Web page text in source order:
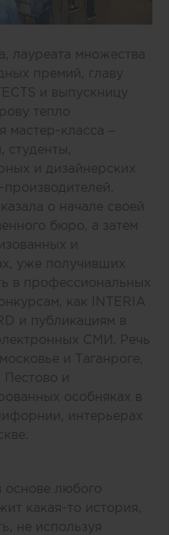
лауреата множества
премий, главу
и выпускницу
тепло
мастер-класса –
и дизайнерских
о начале своей
бюро, а затем
и
уже получивших
в профессиональных
как INTERIA
и публикациям в
СМИ. Речь
и Таганроге,
Пестово и
особняках в
интерьерах
любого
какая-то история,
не используя